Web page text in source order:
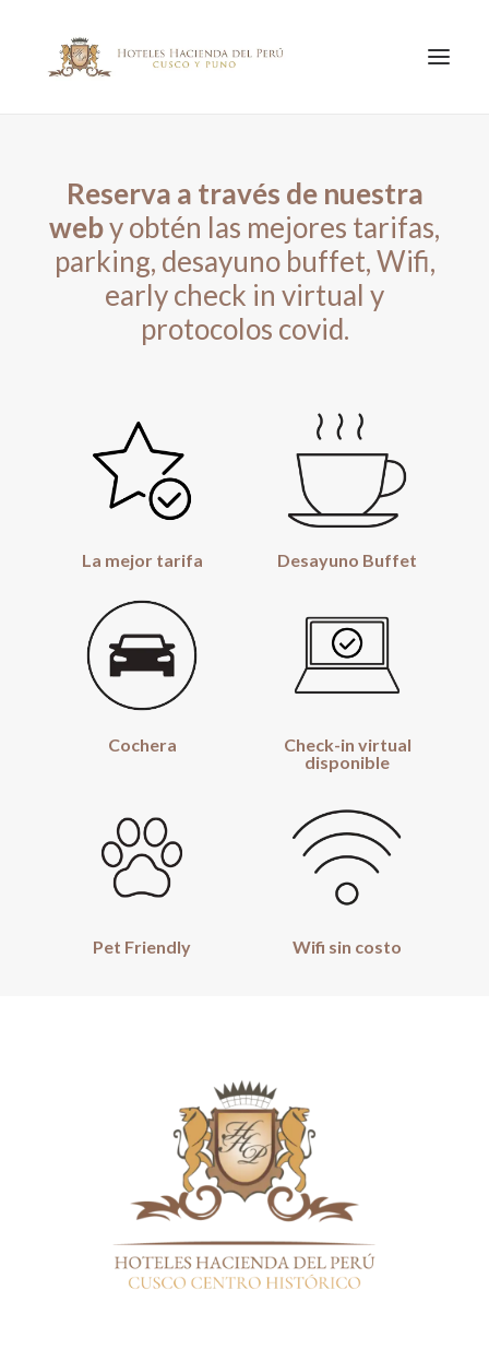
PUNO
CUSCO
CONTACTO
+51 974791949
Reserva a través de nuestra
weby obtén las mejores tarifas,
parking, desayuno buffet, Wifi,
early check in virtual y
protocolos covid.
La mejor tarifa Desayuno Buffet
Cochera
Check-in virtual
disponible
Pet Friendly Wifi sin costo